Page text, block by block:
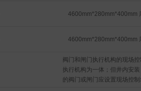
4600mm*280mm*400mm
4600mm*280mm*400mm
阀门和闸门执行机构的现场
执行机构为一体；但井内安装
的阀门或闸门应设置现场控